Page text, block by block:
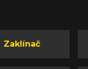
Zaklínač